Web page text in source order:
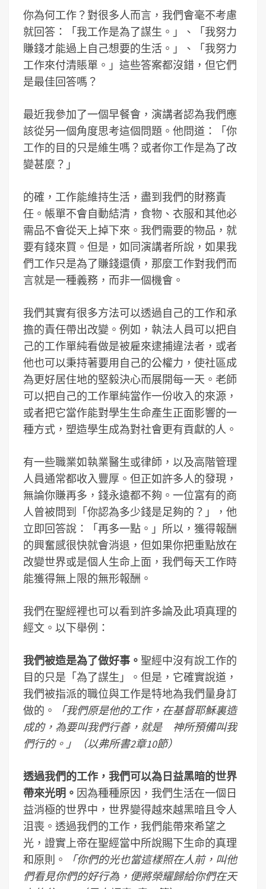
你為何工作？對很多人而言，我們會毫不考慮
就回答：「我工作是為了謀生。」、「我努力
賺錢才能過上自己想要的生活。」、「我努力
工作來付清賬單。」這些答案都沒錯，但它們
是最佳回答嗎？
最近我參加了一個早餐會，演講者認為我們應
該從另一個角度思考這個問題。他問道：「你
工作的目的只是維生嗎？或者你工作是為了改
變甚麼？」
的確，工作能維持生活，盡到我們的財務責
任。帳單不會自動結清，食物、衣服和其他必
需品不會從天上掉下來。我們需要的物品，就
要有錢來買。但是，如同演講者所說，如果我
們工作只是為了賺錢還債，那麼工作對我們而
言就是一種義務，而非一個機會。
我們其實有很多方法可以透過自己的工作和承
擔的責任帶出改變。例如，執法人員可以把自
己的工作單純看做是被雇來逮捕違法者，或者
他也可以秉持著要用自己的公權力，使社區成
為更好居住地的堅毅決心而展開每一天。老師
可以把自己的工作單純當作一份收入的來源，
或者把它當作能對學生生命產生正面影響的一
種方式，塑造學生成為對社會更有貢獻的人。
有一些職業如執業醫生或律師，以及高階管理
人員通常都收入豐厚。但正如許多人的發現，
無論你賺再多，錢永遠都不夠。一位富有的商
人曾被問到「你認為多少錢是足夠的？」，他
立即回答說：「再多一點。」所以，獲得報酬
的興奮感很快就會消退，但如果你把重點放在
改變世界或是個人生命上面，我們每天工作時
能獲得無上限的無形報酬。
我們在聖經裡也可以看到許多論及此項真理的
經文。以下舉例：
我們被造是為了做好事。 聖經中沒有說工作的
目的只是「為了謀生」。但是，它確實說道，
我們被指派的職位與工作是特地為我們量身訂
做的。
「我們原是他的工作，在基督耶穌裏造
成的，為要叫我們行善，就是 神所預備叫我
們行的。」（以弗所書2章10節）
透過我們的工作，我們可以為日益黑暗的世界
帶來光明。 因為種種原因，我們生活在一個日
益消極的世界中，世界變得越來越黑暗且令人
沮喪。透過我們的工作，我們能帶來希望之
光，證實上帝在聖經當中所說賜下生命的真理
和原則。
「你們的光也當這樣照在人前，叫他
們看見你們的好行為，便將榮耀歸給你們在天